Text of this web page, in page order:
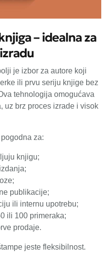
– idealna za
je izbor za autore koji
ili prvu seriju knjige bez
tehnologija omogućava
uz brz proces izrade i visok
za:
knjigu;
publikacije;
ili internu upotrebu;
ili 100 primeraka;
prodaje.
jeste fleksibilnost.